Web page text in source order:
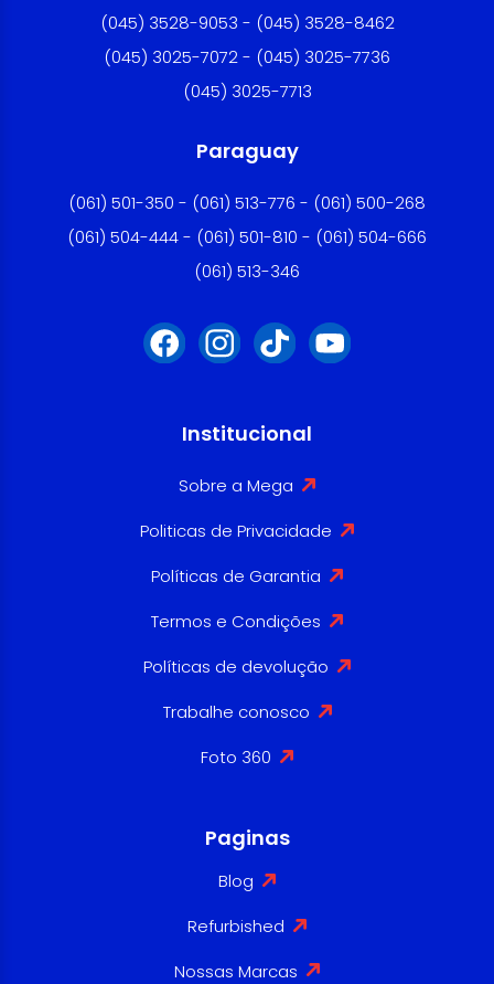
(045) 3528-9053 - (045) 3528-8462
(045) 3025-7072 - (045) 3025-7736
(045) 3025-7713
Paraguay
(061) 501-350 - (061) 513-776 - (061) 500-268
(061) 504-444 - (061) 501-810 - (061) 504-666
(061) 513-346
Institucional
Sobre a Mega
Politicas de Privacidade
Políticas de Garantia
Termos e Condições
Políticas de devolução
Trabalhe conosco
Foto 360
Paginas
Blog
Refurbished
Nossas Marcas